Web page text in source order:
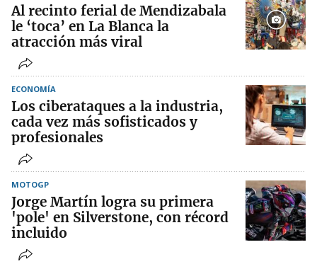
Al recinto ferial de Mendizabala
le ‘toca’ en La Blanca la
atracción más viral
ECONOMÍA
Los ciberataques a la industria,
cada vez más sofisticados y
profesionales
MOTOGP
Jorge Martín logra su primera
'pole' en Silverstone, con récord
incluido